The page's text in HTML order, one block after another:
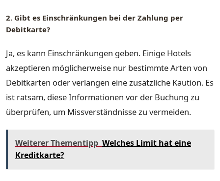
2. Gibt es Einschränkungen bei der Zahlung per
Debitkarte?
Ja, es kann Einschränkungen geben. Einige Hotels
akzeptieren möglicherweise nur bestimmte Arten von
Debitkarten oder verlangen eine zusätzliche Kaution. Es
ist ratsam, diese Informationen vor der Buchung zu
überprüfen, um Missverständnisse zu vermeiden.
Weiterer Thementipp Welches Limit hat eine
Kreditkarte?